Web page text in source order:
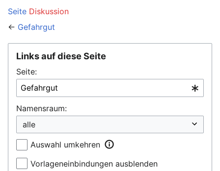
Seite Diskussion
← Gefahrgut
Links auf diese Seite
Seite:
Namensraum:
Auswahl umkehren
Vorlageneinbindungen ausblenden